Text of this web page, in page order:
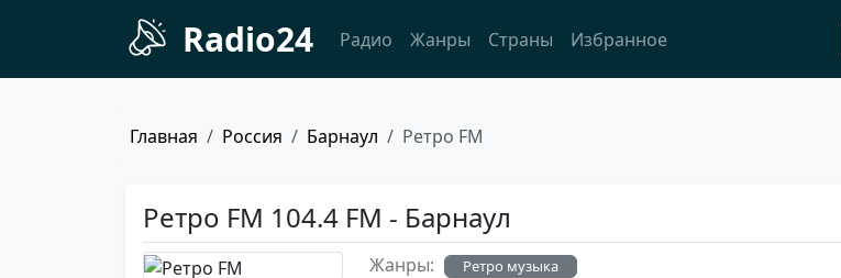
Radio24 Радио Жанры Страны Избранное
Главная Россия Барнаул Ретро FM
Ретро FM 104.4 FM - Барнаул
Жанры: Ретро музыка